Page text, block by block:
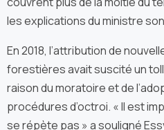
les explications du ministre
En 2018, l’attribution de
forestières avait suscité un
raison du moratoire et de
procédures d’octroi. « Il est
se répète pas » a souligné